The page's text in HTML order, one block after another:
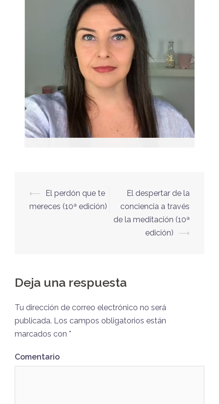
⟵
El perdón que te
mereces (10ª edición)
El despertar de la
conciencia a través
de la meditación (10ª
edición)
⟶
Deja una respuesta
Tu dirección de correo electrónico no será
publicada. Los campos obligatorios están
marcados con *
Comentario